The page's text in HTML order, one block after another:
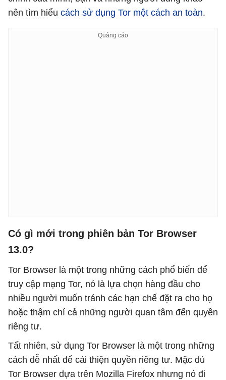
nên tìm hiểu cách sử dụng Tor một cách an toàn.
Có gì mới trong phiên bản Tor Browser
13.0?
Tor Browser là một trong những cách phổ biến để
truy cập mạng Tor, nó là lựa chọn hàng đầu cho
nhiều người muốn tránh các hạn chế đặt ra cho họ
hoặc thậm chí cả những người quan tâm đến quyền
riêng tư.
Tất nhiên, sử dụng Tor Browser là một trong những
cách dễ nhất để cải thiện quyền riêng tư. Mặc dù
Tor Browser dựa trên Mozilla Firefox nhưng nó đi